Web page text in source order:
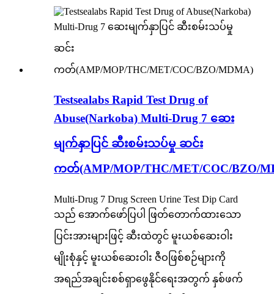
Testsealabs Rapid Test Drug of
Abuse(Narkoba) Multi-Drug 7 ဆေး
မျက်နှာပြင် ဆီးစမ်းသပ်မှု ဆင်း
ကတ်(AMP/MOP/THC/MET/COC/BZO/
Multi-Drug 7 Drug Screen Urine Test Dip Card
သည် အောက်ဖော်ပြပါ ဖြတ်တောက်ထားသော
ပြင်းအားများဖြင့် ဆီးထဲတွင် မူးယစ်ဆေးဝါး
မျိုးစုံနှင့် မူးယစ်ဆေးဝါး ဇီဝဖြစ်စဉ်များကို
အရည်အချင်းစစ်ရှာဖွေနိုင်ရေးအတွက် နှစ်ဖက်